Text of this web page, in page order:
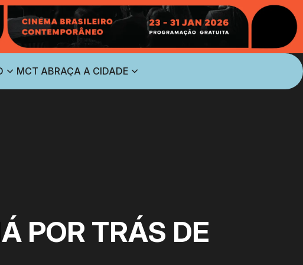
MCT ABRAÇA A CIDADE
POR TRÁS DE